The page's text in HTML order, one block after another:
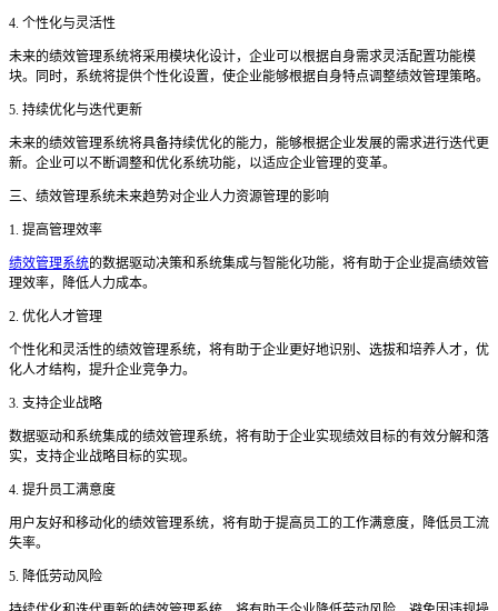
4. 个性化与灵活性
未来的绩效管理系统将采用模块化设计，企业可以根据自身需求灵活配置功能模
块。同时，系统将提供个性化设置，使企业能够根据自身特点调整绩效管理策略。
5. 持续优化与迭代更新
未来的绩效管理系统将具备持续优化的能力，能够根据企业发展的需求进行迭代更
新。企业可以不断调整和优化系统功能，以适应企业管理的变革。
三、绩效管理系统未来趋势对企业人力资源管理的影响
1. 提高管理效率
绩效管理系统的数据驱动决策和系统集成与智能化功能，将有助于企业提高绩效管
理效率，降低人力成本。
2. 优化人才管理
个性化和灵活性的绩效管理系统，将有助于企业更好地识别、选拔和培养人才，优
化人才结构，提升企业竞争力。
3. 支持企业战略
数据驱动和系统集成的绩效管理系统，将有助于企业实现绩效目标的有效分解和落
实，支持企业战略目标的实现。
4. 提升员工满意度
用户友好和移动化的绩效管理系统，将有助于提高员工的工作满意度，降低员工流
失率。
5. 降低劳动风险